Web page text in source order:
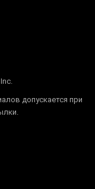
допускается при